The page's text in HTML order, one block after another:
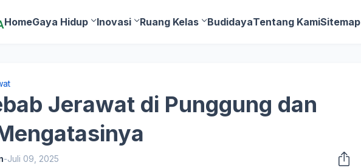
HomeGaya Hidup Inovasi Ruang Kelas BudidayaTentang KamiSitemap
Jerawat di Punggung dan
-Juli 09, 2025